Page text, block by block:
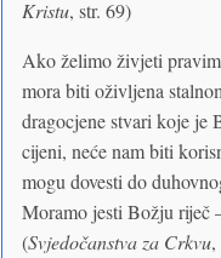
Kristu, str. 69)
Ako želimo živjeti
mora biti oživljena
dragocjene stvari koje je
cijeni, neće nam biti
mogu dovesti do
Moramo jesti Božju riječ
(Svjedočanstva za Crkvu,